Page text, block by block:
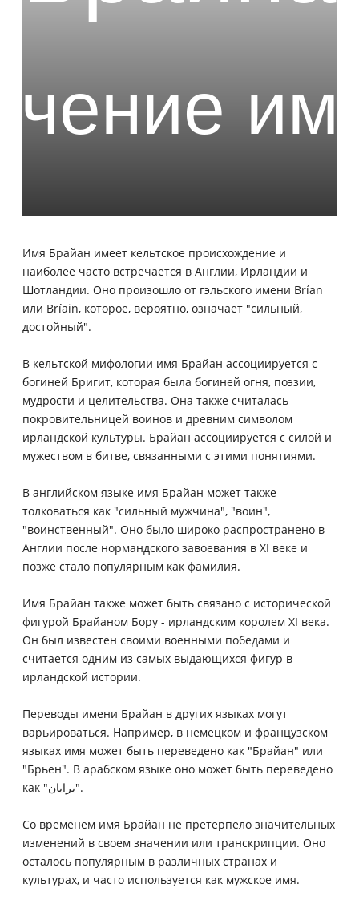
Имя Брайан имеет кельтское происхождение и
наиболее часто встречается в Англии, Ирландии и
Шотландии. Оно произошло от гэльского имени Brían
или Bríain, которое, вероятно, означает "сильный,
достойный".
В кельтской мифологии имя Брайан ассоциируется с
богиней Бригит, которая была богиней огня, поэзии,
мудрости и целительства. Она также считалась
покровительницей воинов и древним символом
ирландской культуры. Брайан ассоциируется с силой и
мужеством в битве, связанными с этими понятиями.
В английском языке имя Брайан может также
толковаться как "сильный мужчина", "воин",
"воинственный". Оно было широко распространено в
Англии после нормандского завоевания в XI веке и
позже стало популярным как фамилия.
Имя Брайан также может быть связано с исторической
фигурой Брайаном Бору - ирландским королем XI века.
Он был известен своими военными победами и
считается одним из самых выдающихся фигур в
ирландской истории.
Переводы имени Брайан в других языках могут
варьироваться. Например, в немецком и французском
языках имя может быть переведено как "Брайан" или
"Брьен". В арабском языке оно может быть переведено
как "برايان".
Со временем имя Брайан не претерпело значительных
изменений в своем значении или транскрипции. Оно
осталось популярным в различных странах и
культурах, и часто используется как мужское имя.